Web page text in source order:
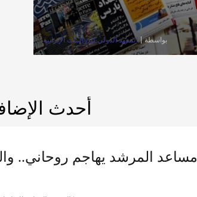
بواسطة المعهد الدولي للدراسات الإيرانية
أحدث
مساعد المرشد يهاجم روحاني..